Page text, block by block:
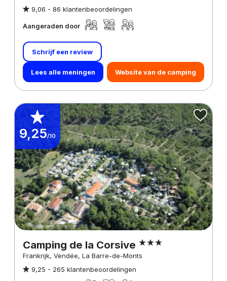
9,06 - 86 klantenbeoordelingen
Aangeraden door
Schrijf een review
Lees alle meningen Website van de camping
9,25/10
Camping de la Corsive
Frankrijk, Vendée, La Barre-de-Monts
9,25 - 265 klantenbeoordelingen